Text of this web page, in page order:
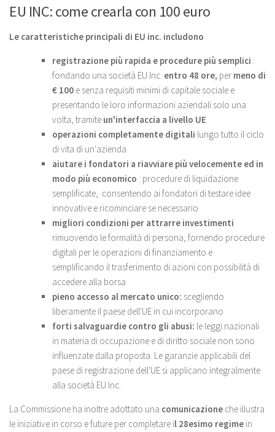
EU INC: come crearla con 100 euro
Le caratteristiche principali di EU inc. includono
registrazione più rapida e procedure più semplici :
fondando una società EU Inc. entro 48 ore, per meno di
€ 100 e senza requisiti minimi di capitale sociale e
presentando le loro informazioni aziendali solo una
volta, tramite un'interfaccia a livello UE
operazioni completamente digitali lungo tutto il ciclo
di vita di un'azienda
aiutare i fondatori a riavviare più velocemente ed in
modo più economico : procedure di liquidazione
semplificate, consentendo ai fondatori di testare idee
innovative e ricominciare se necessario
migliori condizioni per attrarre investimenti
rimuovendo le formalità di persona, fornendo procedure
digitali per le operazioni di finanziamento e
semplificando il trasferimento di azioni con possibilità di
accedere alla borsa
pieno accesso al mercato unico: scegliendo
liberamente il paese dell'UE in cui incorporano
forti salvaguardie contro gli abusi: le leggi nazionali
in materia di occupazione e di diritto sociale non sono
influenzate dalla proposta. Le garanzie applicabili del
paese di registrazione dell'UE si applicano integralmente
alla società EU Inc.
La Commissione ha inoltre adottato una comunicazione che illustra
le iniziative in corso e future per completare il 28esimo regime in